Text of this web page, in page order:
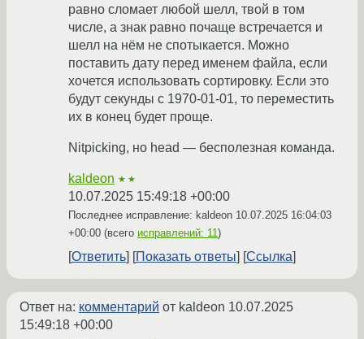
равно сломает любой шелл, твой в том
числе, а знак равно почаще встречается и
шелл на нём не спотыкается. Можно
поставить дату перед именем файла, если
хочется использовать сортировку. Если это
будут секунды с 1970-01-01, то переместить
их в конец будет проще.
Nitpicking, но head — бесполезная команда.
kaldeon ★★
10.07.2025 15:49:18 +00:00
Последнее исправление: kaldeon 10.07.2025 16:04:03
+00:00 (всего исправлений: 11)
Ответить Показать ответы Ссылка
Ответ на: комментарий от kaldeon 10.07.2025
15:49:18 +00:00